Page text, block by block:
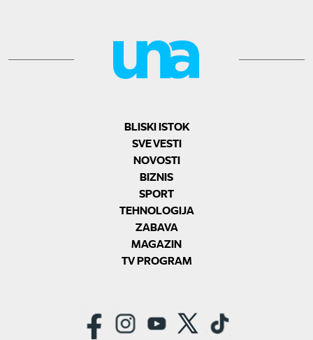
BLISKI ISTOK
SVE VESTI
NOVOSTI
BIZNIS
SPORT
TEHNOLOGIJA
ZABAVA
MAGAZIN
TV PROGRAM